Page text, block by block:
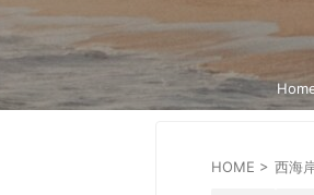
HOME > 西海